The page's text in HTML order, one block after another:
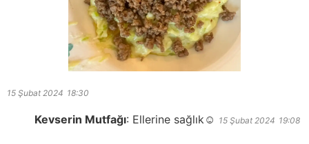
15 Şubat 2024 18:30
Kevserin Mutfağı: Ellerine sağlık☺️ 15 Şubat 2024 19:08